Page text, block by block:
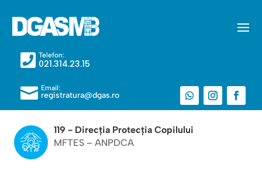
 Telefon:
021.314.23.15
 Email:
registratura@dgas.ro
119 - Direcția Protecția Copilului
MFTES – ANPDCA